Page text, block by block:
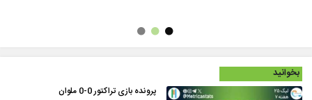
بخوانید
پرونده بازی تراکتور 0-0 ملوان